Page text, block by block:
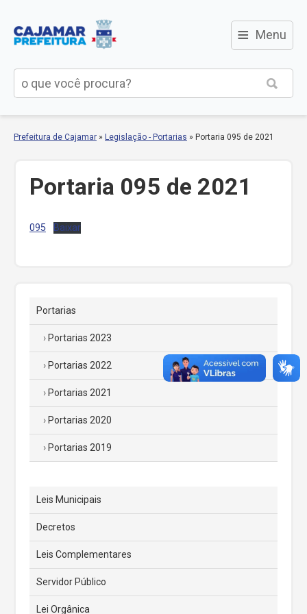
≡ Menu
Prefeitura de Cajamar » Legislação - Portarias » Portaria 095 de 2021
Portaria 095 de 2021
095 Baixar
Portarias
Portarias 2023
Portarias 2022
Portarias 2021
Portarias 2020
Portarias 2019
Leis Municipais
Decretos
Leis Complementares
Servidor Público
Lei Orgânica